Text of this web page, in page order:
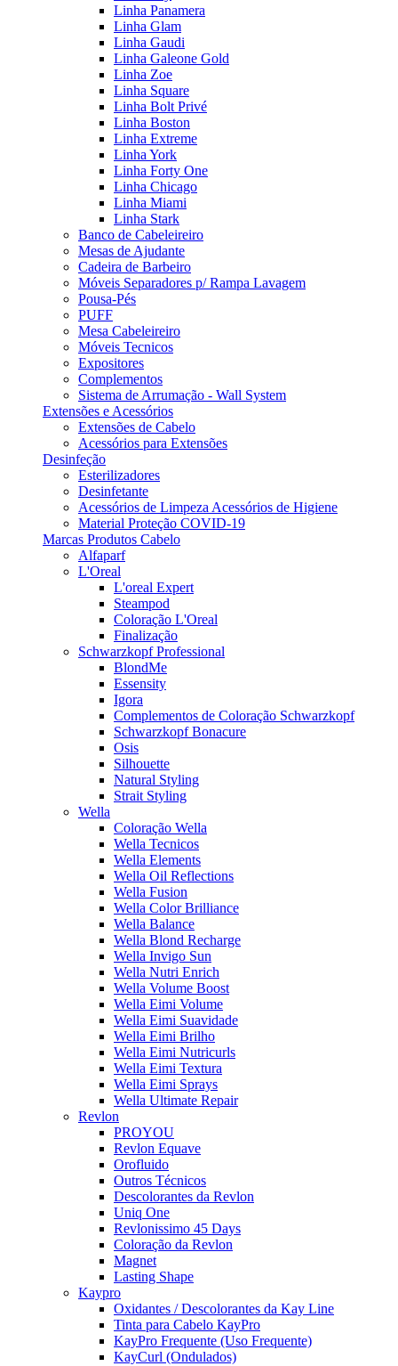
Linha Panamera
Linha Glam
Linha Gaudi
Linha Galeone Gold
Linha Zoe
Linha Square
Linha Bolt Privé
Linha Boston
Linha Extreme
Linha York
Linha Forty One
Linha Chicago
Linha Miami
Linha Stark
Banco de Cabeleireiro
Mesas de Ajudante
Cadeira de Barbeiro
Móveis Separadores p/ Rampa Lavagem
Pousa-Pés
PUFF
Mesa Cabeleireiro
Móveis Tecnicos
Expositores
Complementos
Sistema de Arrumação - Wall System
Extensões e Acessórios
Extensões de Cabelo
Acessórios para Extensões
Desinfeção
Esterilizadores
Desinfetante
Acessórios de Limpeza Acessórios de Higiene
Material Proteção COVID-19
Marcas Produtos Cabelo
Alfaparf
L'Oreal
L'oreal Expert
Steampod
Coloração L'Oreal
Finalização
Schwarzkopf Professional
BlondMe
Essensity
Igora
Complementos de Coloração Schwarzkopf
Schwarzkopf Bonacure
Osis
Silhouette
Natural Styling
Strait Styling
Wella
Coloração Wella
Wella Tecnicos
Wella Elements
Wella Oil Reflections
Wella Fusion
Wella Color Brilliance
Wella Balance
Wella Blond Recharge
Wella Invigo Sun
Wella Nutri Enrich
Wella Volume Boost
Wella Eimi Volume
Wella Eimi Suavidade
Wella Eimi Brilho
Wella Eimi Nutricurls
Wella Eimi Textura
Wella Eimi Sprays
Wella Ultimate Repair
Revlon
PROYOU
Revlon Equave
Orofluido
Outros Técnicos
Descolorantes da Revlon
Uniq One
Revlonissimo 45 Days
Coloração da Revlon
Magnet
Lasting Shape
Kaypro
Oxidantes / Descolorantes da Kay Line
Tinta para Cabelo KayPro
KayPro Frequente (Uso Frequente)
KayCurl (Ondulados)